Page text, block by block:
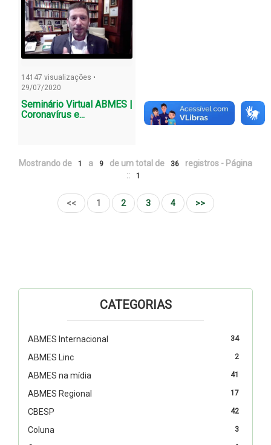
14147 visualizações •
29/07/2020
Seminário Virtual ABMES |
Coronavírus e...
Mostrando de 1 a 9 de um total de 36
registros - Página
::
1
<< 1 2 3 4 >>
CATEGORIAS
34
ABMES Internacional
2
ABMES Linc
41
ABMES na mídia
17
ABMES Regional
42
CBESP
3
Coluna